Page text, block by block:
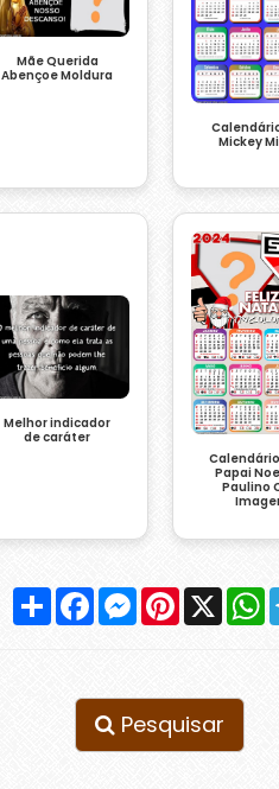
Mãe Querida
Abençoe Moldura
Mickey
Melhor indicador
de caráter
Papai
Paulino
Compartilhar
FacebookMessenger
Pinterest
X
Pesquisar